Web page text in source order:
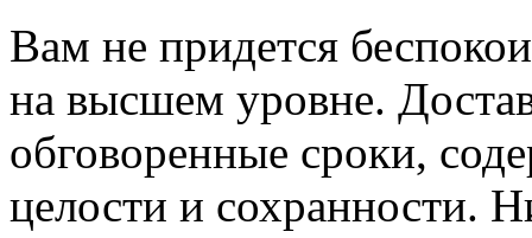
Вам не придется
на высшем уровне.
обговоренные сроки,
целости и сохранности.